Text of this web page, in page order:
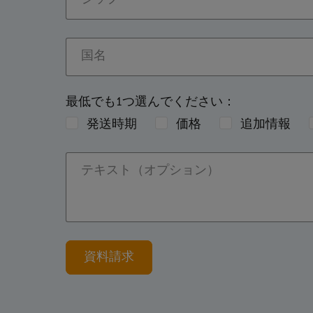
国名
最低でも1つ選んでください：
発送時期
価格 追加情報
テキスト（オプション）
資料請求